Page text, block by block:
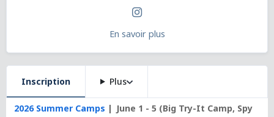
En savoir plus
Inscription Plus
2026 Summer Camps
June 1 - 5 (Big Try-It Camp, Spy